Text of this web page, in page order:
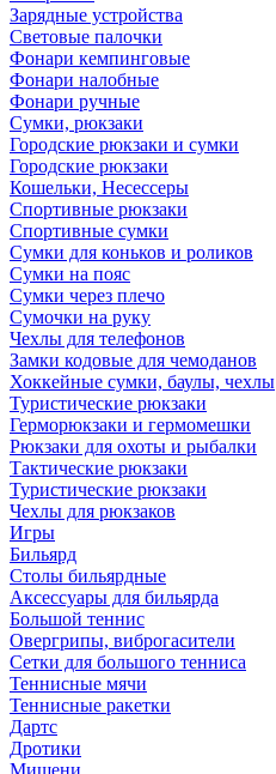
Зарядные устройства
Световые палочки
Фонари кемпинговые
Фонари налобные
Фонари ручные
Сумки, рюкзаки
Городские рюкзаки и сумки
Городские рюкзаки
Кошельки, Несессеры
Спортивные рюкзаки
Спортивные сумки
Сумки для коньков и роликов
Сумки на пояс
Сумки через плечо
Сумочки на руку
Чехлы для телефонов
Замки кодовые для чемоданов
Хоккейные сумки, баулы, чехлы
Туристические рюкзаки
Герморюкзаки и гермомешки
Рюкзаки для охоты и рыбалки
Тактические рюкзаки
Туристические рюкзаки
Чехлы для рюкзаков
Игры
Бильярд
Столы бильярдные
Аксессуары для бильярда
Большой теннис
Овергрипы, виброгасители
Сетки для большого тенниса
Теннисные мячи
Теннисные ракетки
Дартс
Дротики
Мишени